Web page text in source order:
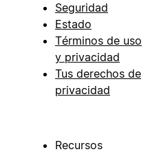
Seguridad
Estado
Términos de uso
y privacidad
Tus derechos de
privacidad
Recursos